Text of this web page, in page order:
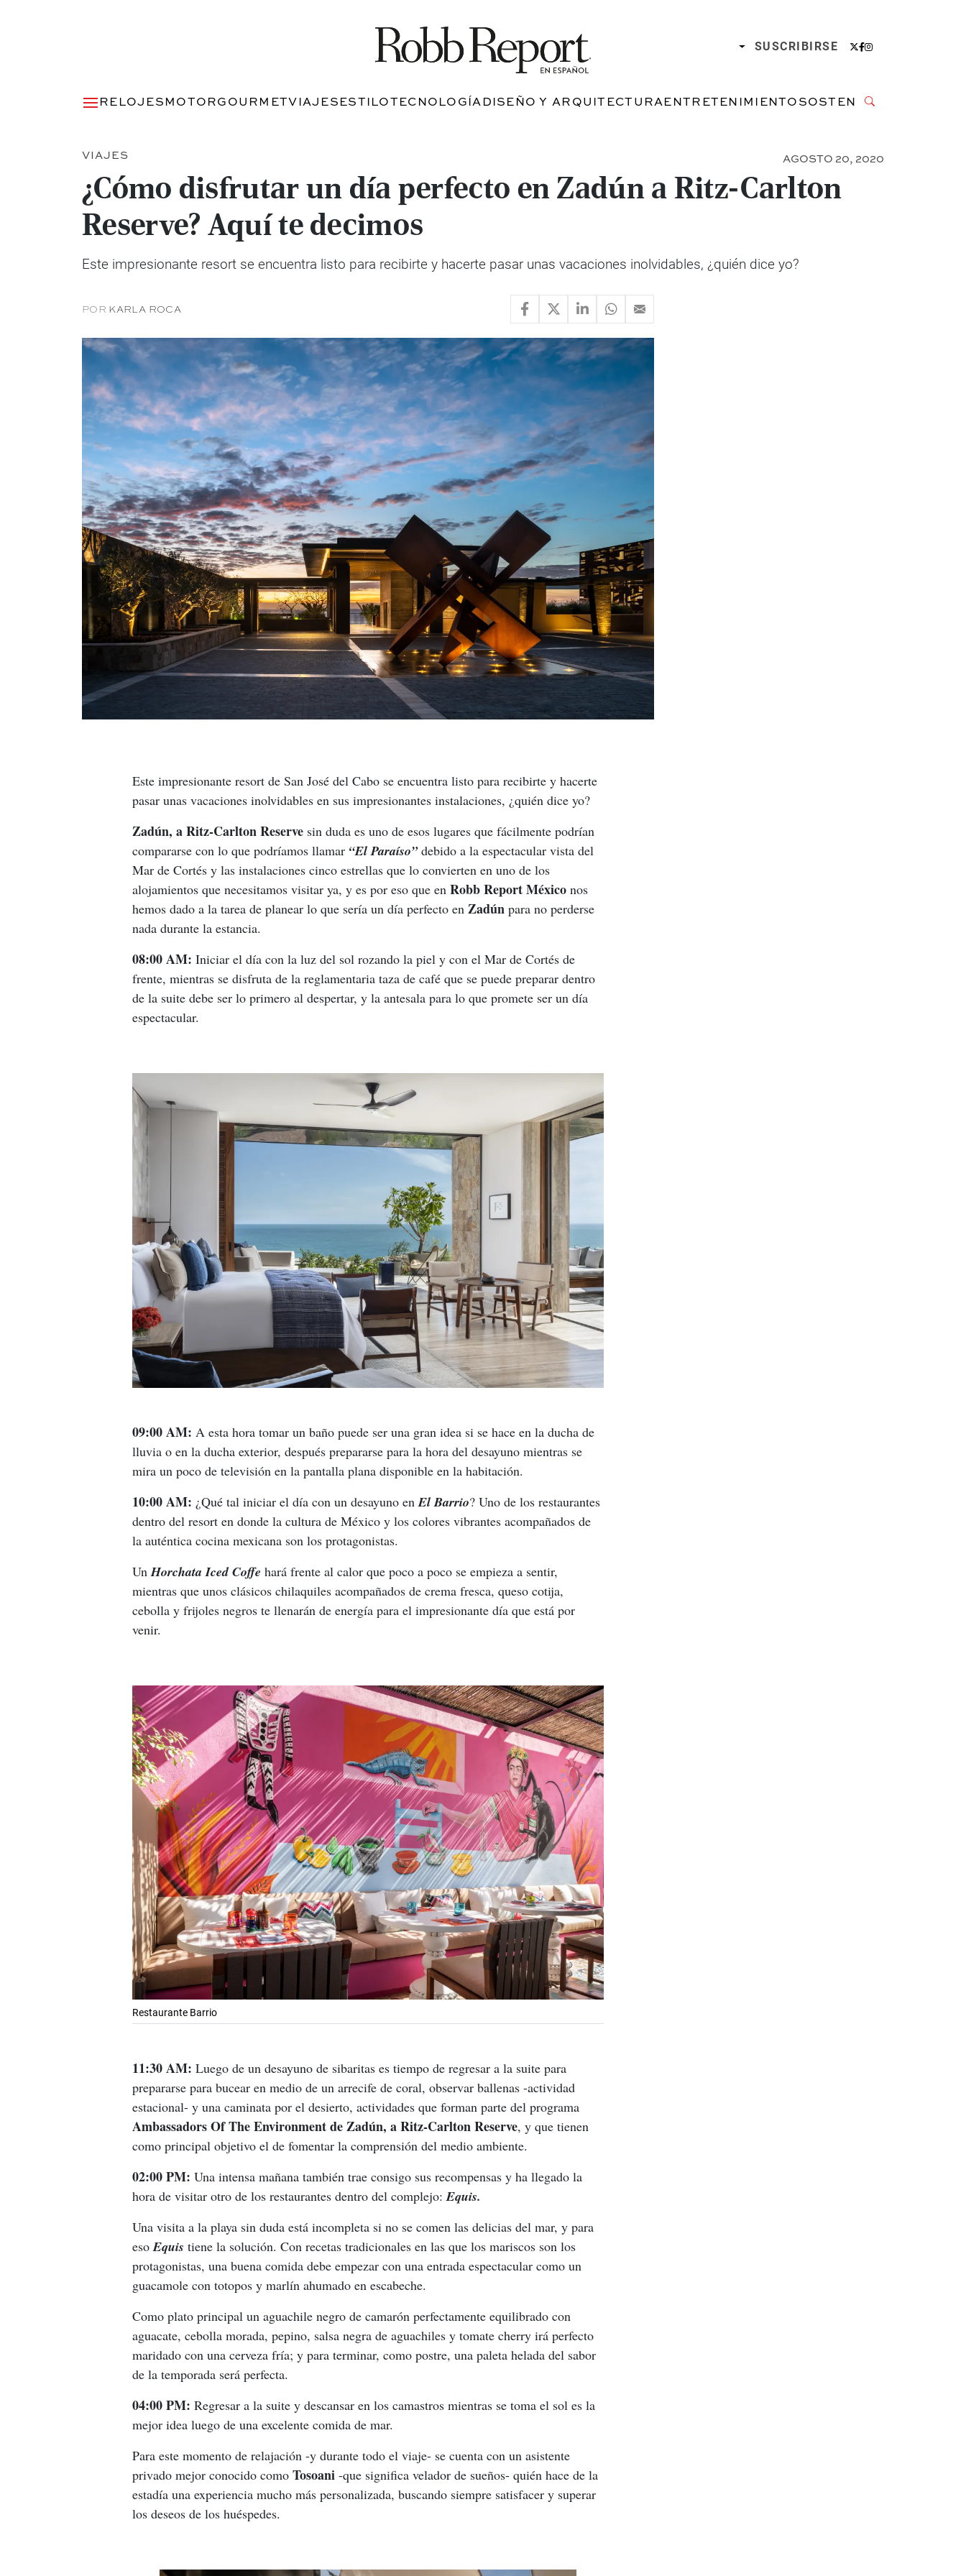
SUSCRIBIRSE
RELOJESMOTORGOURMETVIAJESESTILOTECNOLOGÍADISEÑO Y ARQUITECTURAENTRETENIMIENTOSOSTENIBILIDAD
VIAJES AGOSTO 20, 2020
¿Cómo disfrutar un día perfecto en Zadún a Ritz-Carlton
Reserve? Aquí te decimos
Este impresionante resort se encuentra listo para recibirte y hacerte pasar unas vacaciones inolvidables, ¿quién dice yo?
POR KARLA ROCA
Este impresionante resort de San José del Cabo se encuentra listo para recibirte y hacerte
pasar unas vacaciones inolvidables en sus impresionantes instalaciones, ¿quién dice yo?
Zadún, a Ritz-Carlton Reserve sin duda es uno de esos lugares que fácilmente podrían
compararse con lo que podríamos llamar “El Paraíso” debido a la espectacular vista del
Mar de Cortés y las instalaciones cinco estrellas que lo convierten en uno de los
alojamientos que necesitamos visitar ya, y es por eso que en Robb Report México nos
hemos dado a la tarea de planear lo que sería un día perfecto en Zadún para no perderse
nada durante la estancia.
08:00 AM: Iniciar el día con la luz del sol rozando la piel y con el Mar de Cortés de
frente, mientras se disfruta de la reglamentaria taza de café que se puede preparar dentro
de la suite debe ser lo primero al despertar, y la antesala para lo que promete ser un día
espectacular.
09:00 AM: A esta hora tomar un baño puede ser una gran idea si se hace en la ducha de
lluvia o en la ducha exterior, después prepararse para la hora del desayuno mientras se
mira un poco de televisión en la pantalla plana disponible en la habitación.
10:00 AM: ¿Qué tal iniciar el día con un desayuno en El Barrio? Uno de los restaurantes
dentro del resort en donde la cultura de México y los colores vibrantes acompañados de
la auténtica cocina mexicana son los protagonistas.
Un Horchata Iced Coffe hará frente al calor que poco a poco se empieza a sentir,
mientras que unos clásicos chilaquiles acompañados de crema fresca, queso cotija,
cebolla y frijoles negros te llenarán de energía para el impresionante día que está por
venir.
Restaurante Barrio
11:30 AM: Luego de un desayuno de sibaritas es tiempo de regresar a la suite para
prepararse para bucear en medio de un arrecife de coral, observar ballenas -actividad
estacional- y una caminata por el desierto, actividades que forman parte del programa
Ambassadors Of The Environment de Zadún, a Ritz-Carlton Reserve, y que tienen
como principal objetivo el de fomentar la comprensión del medio ambiente.
02:00 PM: Una intensa mañana también trae consigo sus recompensas y ha llegado la
hora de visitar otro de los restaurantes dentro del complejo: Equis.
Una visita a la playa sin duda está incompleta si no se comen las delicias del mar, y para
eso Equis tiene la solución. Con recetas tradicionales en las que los mariscos son los
protagonistas, una buena comida debe empezar con una entrada espectacular como un
guacamole con totopos y marlín ahumado en escabeche.
Como plato principal un aguachile negro de camarón perfectamente equilibrado con
aguacate, cebolla morada, pepino, salsa negra de aguachiles y tomate cherry irá perfecto
maridado con una cerveza fría; y para terminar, como postre, una paleta helada del sabor
de la temporada será perfecta.
04:00 PM: Regresar a la suite y descansar en los camastros mientras se toma el sol es la
mejor idea luego de una excelente comida de mar.
Para este momento de relajación -y durante todo el viaje- se cuenta con un asistente
privado mejor conocido como Tosoani -que significa velador de sueños- quién hace de la
estadía una experiencia mucho más personalizada, buscando siempre satisfacer y superar
los deseos de los huéspedes.